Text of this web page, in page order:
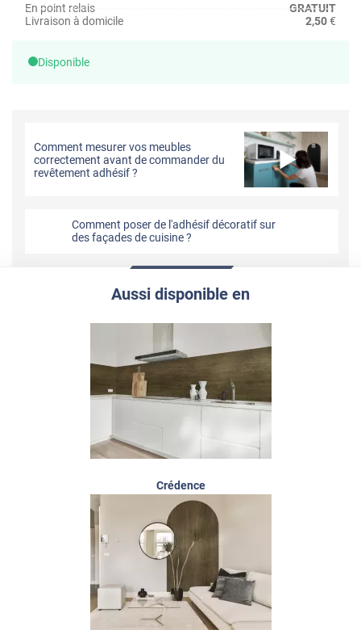
En point relais
GRATUIT
Livraison à domicile
2,50€
Disponible
Comment mesurer vos meubles
correctement avant de commander du
revêtement adhésif ?
Comment poser de l'adhésif décoratif sur
des façades de cuisine ?
Aussi disponible en
Crédence